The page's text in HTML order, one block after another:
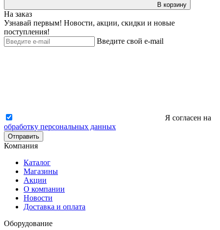
В корзину
На заказ
Узнавай первым! Новости, акции, скидки и новые
поступления!
Введите свой e-mail
Я согласен на
обработку персональных данных
Отправить
Компания
Каталог
Магазины
Акции
О компании
Новости
Доставка и оплата
Оборудование